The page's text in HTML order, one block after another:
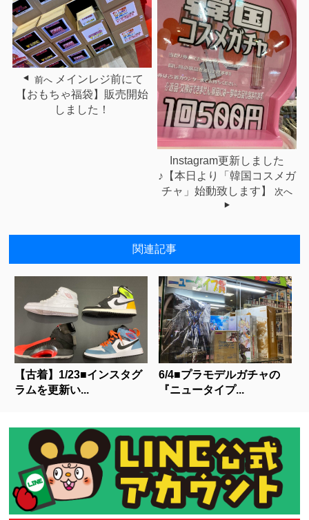
前へ メインレジ前にて
【おもちゃ福袋】販売開始
しました！
Instagram更新しました
♪【本日より「韓国コスメガ
チャ」始動致します】
次へ
関連記事
【古着】1/23■インスタグ
ラムを更新い...
6/4■プラモデルガチャの
『ニュータイプ...